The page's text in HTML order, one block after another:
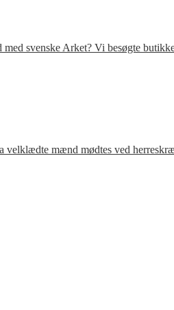
svenske Arket? Vi besøgte
velklædte mænd mødtes ved